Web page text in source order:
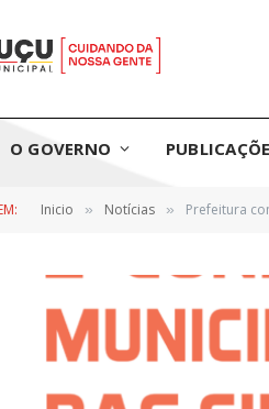
O GOVERNO
Inicio » Notícias » Prefeitura